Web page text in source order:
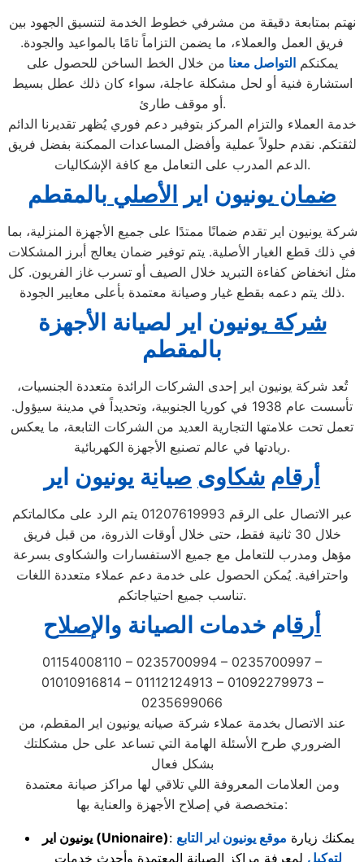
نهتم بمتابعة دقيقة من مشرفي خطوط الخدمة لتنسيق الجهود بين
فريق العمل والعملاء، ما يضمن التزاماً تامًا بالمواعيد والجودة.
يمكنكمالتواصل معنا من خلال الخط الساخن للحصول على
استشارة فنية أو لحل مشكلة عاجلة، سواء كان ذلك عطل بسيط
أو موقف طارئ.
خدمة العملاء والتزام المركز بتوفير دعم فوري يُظهر تقديرنا الدائم
لثقتكم. نقدم حلولاً عملية وأفضل المساعدات الممكنة بفضل فريق
الدعم المدرب على التعامل مع كافة الإشكاليات.
ضمان يونيون اير الأصلي بالمقطم
شركة يونيون اير تقدم ضمانًا ممتدًا على جميع الأجهزة المنزلية، بما
في ذلك قطع الغيار الأصلية. يتم توفير ضمان يعالج أبرز المشكلات
مثل انخفاض كفاءة التبريد خلال الصيف أو تسرب غاز الفريون. كل
ذلك يتم دعمه بقطع غيار وصيانة معتمدة بأعلى معايير الجودة.
شركة يونيون اير لصيانة الجهزة
بالمقطم
تُعد شركة يونيون اير إحدى الشركات الرائدة متعددة الجنسيات،
تأسست عام 1938 في كوريا الجنوبية، وتحديداً في مدينة سيؤول.
تعمل تحت علامتها التجارية العديد من الشركات التابعة، ما يعكس
ريادتها في عالم تصنيع الأجهزة الكهربائية.
أرقام شكاوى صيانة يونيون اير
عبر الاتصال على الرقم 01207619993 يتم الرد على مكالماتكم
خلال 30 ثانية فقط، حتى خلال أوقات الذروة، من قبل فريق
مؤهل ومدرب للتعامل مع جميع الاستفسارات والشكاوى بسرعة
واحترافية. يُمكن الحصول على خدمة دعم عملاء متعددة اللغات
تناسب جميع احتياجاتكم.
أر قام خدمات الصيانة و الإصلاح
01154008110 – 0235700994 – 0235700997 –
01010916814 – 01112124913 – 01092279973 –
0235699066
عند الاتصال بخدمة عملاء شركة صيانه يونيون اير المقطم، من
الضروري طرح الأسئلة الهامة التي تساعد على حل مشكلتك
بشكل فعال
ومن العلامات المعروفة اللي تلاقي لها مراكز صيانة معتمدة
متخصصة في إصلاح الأجهزة والعناية بها:
يونيون اير (Unionaire) : يمكنك زيارة موقع يونيون اير التابع
لتوكيل لمعرفة مراكز الصيانة المعتمدة وأحدث خدمات